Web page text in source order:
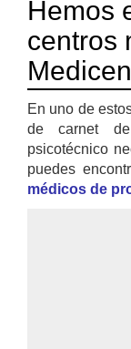
Hemos
centros
En uno de
de carnet
psicotécnico
puedes
médicos de